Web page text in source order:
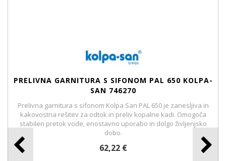
PRELIVNA GARNITURA S SIFONOM PAL 650 KOLPA-
SAN 746270
Prelivna garnitura s sifonom Kolpa San PAL 650 je zanesljiva in
kakovostna rešitev za odtok in preliv kopalne kadi. Omogoča
stabilen pretok vode, enostavno uporabo in dolgo življenjsko
dobo.
62,22 €